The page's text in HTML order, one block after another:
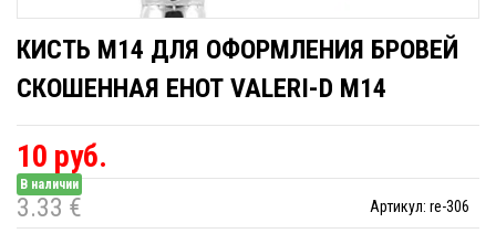
КИСТЬ М14 ДЛЯ ОФОРМЛЕНИЯ БРОВЕЙ
СКОШЕННАЯ ЕНОТ VALERI-D М14
10 руб.
В наличии
Артикул: re-306
3.33 €